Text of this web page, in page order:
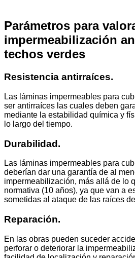
Parámetros para
impermeabilización
techos verdes
Resistencia antirraíces.
Las láminas impermeables para
ser antirraíces las cuales deben
mediante la estabilidad química y
lo largo del tiempo.
Durabilidad.
Las láminas impermeables para
deberían dar una garantía de al
impermeabilización, más allá de lo
normativa (10 años), ya que van a
sometidas al ataque de las raíces
Reparación.
En las obras pueden suceder
perforar o deteriorar la